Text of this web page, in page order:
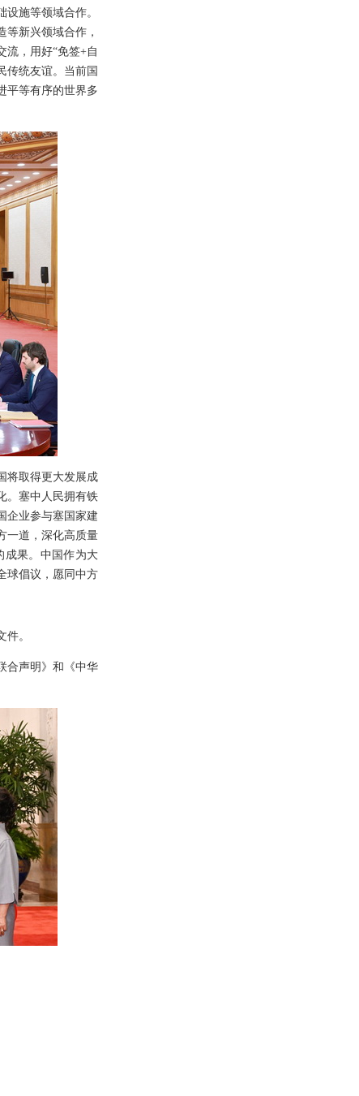
施等领域合作。
新兴领域合作，
流，用好“免签+自
传统友谊。当前国
平等有序的世界多
将取得更大发展成
。塞中人民拥有铁
企业参与塞国家建
一道，深化高质量
成果。中国作为大
球倡议，愿同中方
。
合声明》和《中华